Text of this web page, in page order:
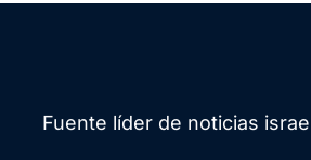
Fuente líder de noticias